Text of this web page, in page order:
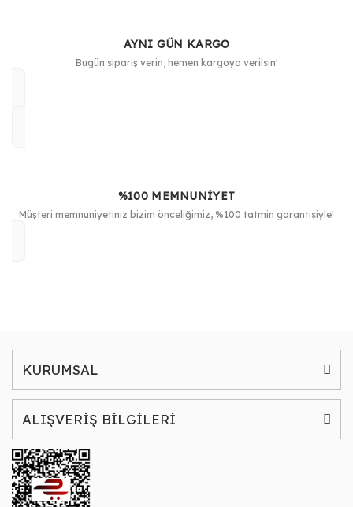
AYNI GÜN KARGO
Bugün sipariş verin, hemen kargoya verilsin!
%100 MEMNUNİYET
Müşteri memnuniyetiniz bizim önceliğimiz, %100 tatmin garantisiyle!
KURUMSAL
ALIŞVERİŞ BİLGİLERİ